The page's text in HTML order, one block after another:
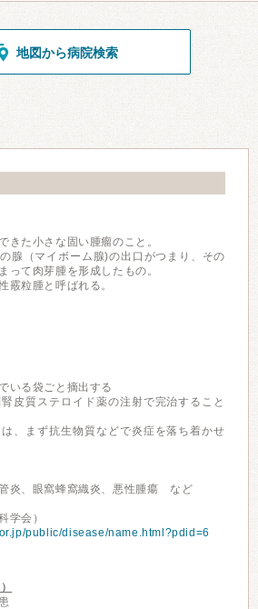
地図から病院検索
きた小さな固い腫瘤のこと。
腺（マイボーム腺)の出口がつまり、その
って肉芽腫を形成したもの。
霰粒腫と呼ばれる。
いる袋ごと摘出する
皮質ステロイド薬の注射で完治すること
、まず抗生物質などで炎症を落ち着かせ
炎、眼窩蜂窩織炎、悪性腫瘍 など
学会）
public/disease/name.html?pdid=6